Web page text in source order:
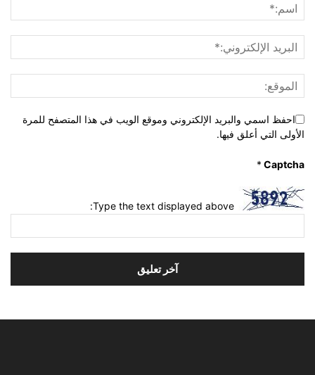
احفظ اسمي والبريد الإلكتروني وموقع الويب في هذا المتصفح للمرة
الأولى التي أعلق فيها.
Captcha
*
Type the text displayed above: